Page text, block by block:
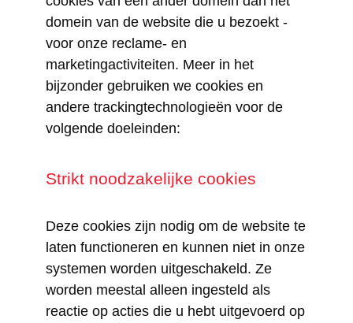
domein van de website die u bezoekt -
voor onze reclame- en
marketingactiviteiten. Meer in het
bijzonder gebruiken we cookies en
andere trackingtechnologieën voor de
volgende doeleinden:
Strikt noodzakelijke cookies
Deze cookies zijn nodig om de website te
laten functioneren en kunnen niet in onze
systemen worden uitgeschakeld. Ze
worden meestal alleen ingesteld als
reactie op acties die u hebt uitgevoerd op